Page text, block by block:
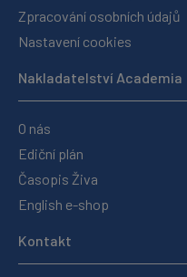
Zpracování osobních údajů
Nastavení cookies
Nakladatelství Academia
O nás
Ediční plán
Časopis Živa
English e-shop
Kontakt